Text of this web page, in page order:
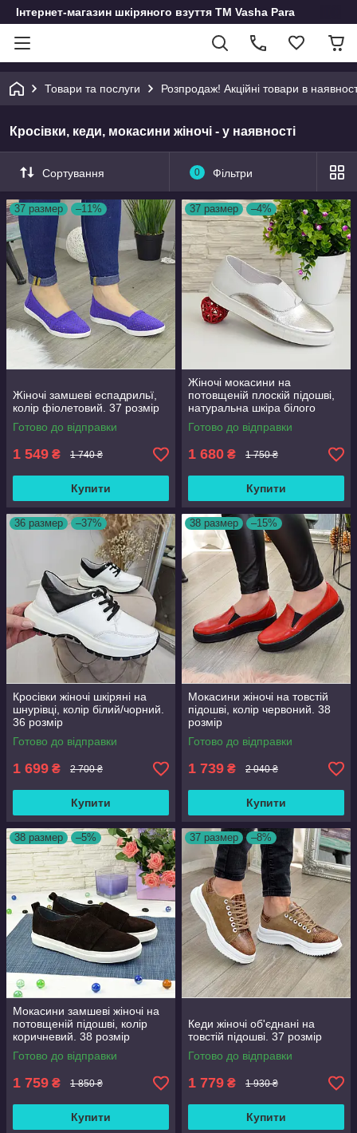
Інтернет-магазин шкіряного взуття ТМ Vasha Para
Товари та послуги Розпродаж! Акційні товари в
Кросівки, кеди, мокасини жіночі - у наявності
Сортування 0 Фільтри
37 размер –11%
Жіночі замшеві еспадрильї,
колір фіолетовий. 37 розмір
Готово до відправки
1 549 ₴ 1 740 ₴
Купити
37 размер –4%
Жіночі мокасини на
потовщеній плоскій підошві,
натуральна шкіра білого
кольору та кольору срібла.
Готово до відправки
1 680 ₴ 1 750 ₴
Купити
36 размер –37%
Кросівки жіночі шкіряні на
шнурівці, колір білий/чорний.
36 розмір
Готово до відправки
1 699 ₴ 2 700 ₴
Купити
38 размер –15%
Мокасини жіночі на товстій
підошві, колір червоний. 38
розмір
Готово до відправки
1 739 ₴ 2 040 ₴
Купити
38 размер –5%
Мокасини замшеві жіночі на
потовщеній підошві, колір
коричневий. 38 розмір
Готово до відправки
1 759 ₴ 1 850 ₴
Купити
37 размер –8%
Кеди жіночі об'єднані на
товстій підошві. 37 розмір
Готово до відправки
1 779 ₴ 1 930 ₴
Купити